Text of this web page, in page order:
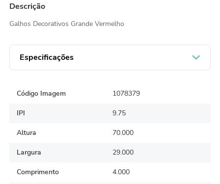
Descrição
Galhos Decorativos Grande Vermelho
Especificações
Código Imagem 1078379
IPI 9.75
Altura 70.000
Largura 29.000
Comprimento 4.000